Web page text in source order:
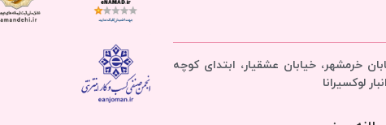
خرمشهر، خیابان عشقیار، ابتدای کوچه
لوکسیرانا